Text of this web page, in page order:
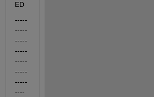
ED
-----
-----
-----
-----
-----
-----
-----
----